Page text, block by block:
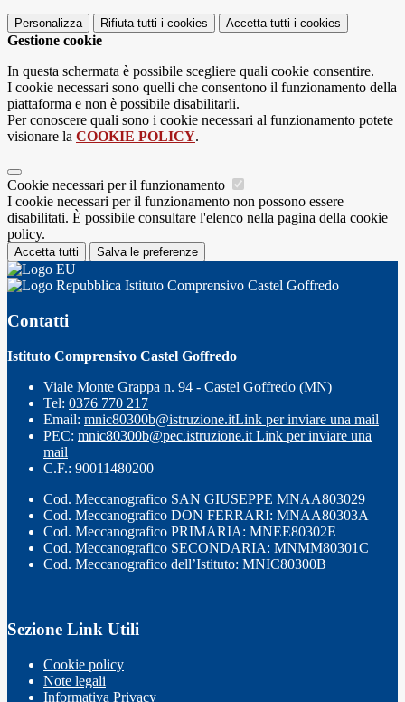
Personalizza Rifiuta tutti i cookies Accetta tutti i cookies
Gestione cookie
In questa schermata è possibile scegliere quali cookie consentire.
I cookie necessari sono quelli che consentono il funzionamento della
piattaforma e non è possibile disabilitarli.
Per conoscere quali sono i cookie necessari al funzionamento potete
visionare la COOKIE POLICY.
Cookie necessari per il funzionamento
I cookie necessari per il funzionamento non possono essere
disabilitati. È possibile consultare l'elenco nella pagina della cookie
policy.
Accetta tutti Salva le preferenze
Istituto Comprensivo Castel Goffredo
Contatti
Istituto Comprensivo Castel Goffredo
Viale Monte Grappa n. 94 - Castel Goffredo (MN)
Tel: 0376 770 217
Email: mnic80300b@istruzione.itLink per inviare una mail
PEC: mnic80300b@pec.istruzione.it Link per inviare una
mail
C.F.: 90011480200
Cod. Meccanografico SAN GIUSEPPE MNAA803029
Cod. Meccanografico DON FERRARI: MNAA80303A
Cod. Meccanografico PRIMARIA: MNEE80302E
Cod. Meccanografico SECONDARIA: MNMM80301C
Cod. Meccanografico dell’Istituto: MNIC80300B
Sezione Link Utili
Cookie policy
Note legali
Informativa Privacy